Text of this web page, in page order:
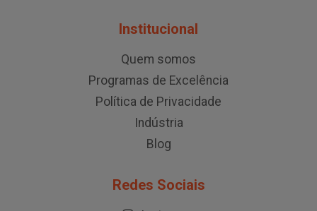
Institucional
Quem somos
Programas de Excelência
Política de Privacidade
Indústria
Blog
Redes Sociais